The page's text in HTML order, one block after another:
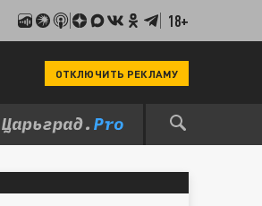
18+
ОТКЛЮЧИТЬ РЕКЛАМУ